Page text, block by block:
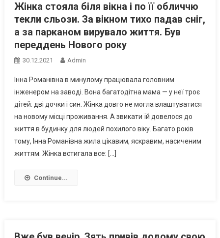
Жінка стояла біля вікна і по її обличчю
текли сльози. За вікном тихо падав сніг,
а за парканом вирувало життя. Був
переддень Нового року
30.12.2021 Admin
Інна Романівна в минулому працювала головним
інженером на заводі. Вона багатодітна мама — у неї троє
дітей: дві дочки і син. Жінка довго не могла влаштуватися
на новому місці проживання. А звикати їй довелося до
життя в будинку для людей похилого віку. Багато років
тому, Інна Романівна жила цікавим, яскравим, насиченим
життям. Жінка встигала все: […]
Continue...